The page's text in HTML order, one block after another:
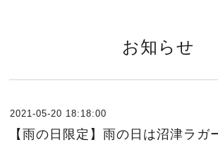
お知らせ
2021-05-20 18:18:00
【雨の日限定】雨の日は沼津ラガ